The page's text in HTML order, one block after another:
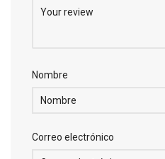
Nombre
Correo electrónico